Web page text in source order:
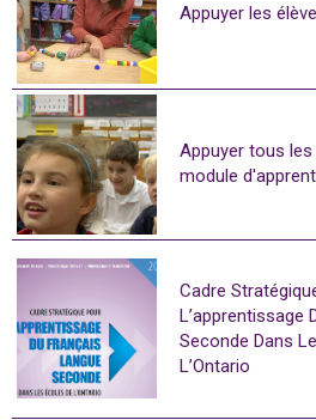
Appuyer les
Appuyer tous les
module
Cadre
L’apprentissage
Seconde Dans
L’Ontario